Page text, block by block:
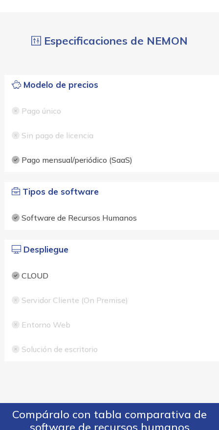
Especificaciones de NEMON
Modelo de precios
Pago único
Sin pago de licencia
Pago mensual/periódico (SaaS)
Tipos de software
Software de Recursos Humanos
Despliegue
CLOUD
Servidor Cliente (On Premise)
Entorno Web
Solución de escritorio
Compáralo con tabla comparativa de
software de recursos humanos